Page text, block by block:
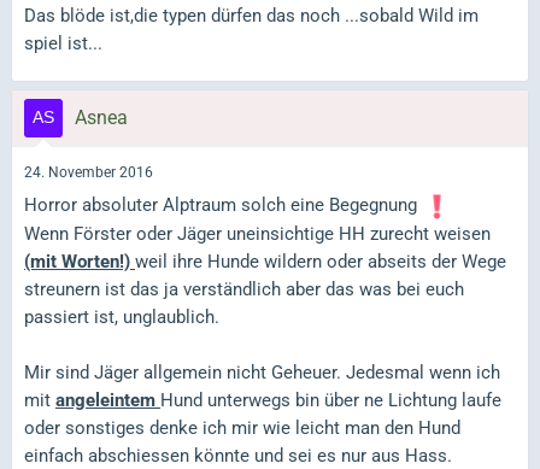
Das blöde ist,die typen dürfen das noch ...sobald Wild im
spiel ist...
Asnea
24. November 2016
Horror absoluter Alptraum solch eine Begegnung
Wenn Förster oder Jäger uneinsichtige HH zurecht weisen
(mit Worten!) weil ihre Hunde wildern oder abseits der Wege
streunern ist das ja verständlich aber das was bei euch
passiert ist, unglaublich.
Mir sind Jäger allgemein nicht Geheuer. Jedesmal wenn ich
mit angeleintem Hund unterwegs bin über ne Lichtung laufe
oder sonstiges denke ich mir wie leicht man den Hund
einfach abschiessen könnte und sei es nur aus Hass.